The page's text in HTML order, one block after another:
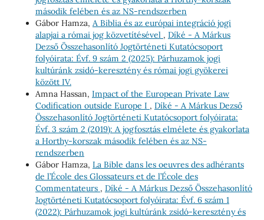
második felében és az NS-rendszerben
Gábor Hamza, A Biblia és az európai integráció jogi
alapjai a római jog közvetítésével , Díké - A Márkus
Dezső Összehasonlító Jogtörténeti Kutatócsoport
folyóirata: Évf. 9 szám 2 (2025): Párhuzamok jogi
kultúránk zsidó-keresztény és római jogi gyökerei
között IV.
Amna Hassan, Impact of the European Private Law
Codification outside Europe I , Díké - A Márkus Dezső
Összehasonlító Jogtörténeti Kutatócsoport folyóirata:
Évf. 3 szám 2 (2019): A jogfosztás elmélete és gyakorlata
a Horthy-korszak második felében és az NS-
rendszerben
Gábor Hamza, La Bible dans les oeuvres des adhérants
de l’École des Glossateurs et de l’École des
Commentateurs , Díké - A Márkus Dezső Összehasonlító
Jogtörténeti Kutatócsoport folyóirata: Évf. 6 szám 1
(2022): Párhuzamok jogi kultúránk zsidó-keresztény és